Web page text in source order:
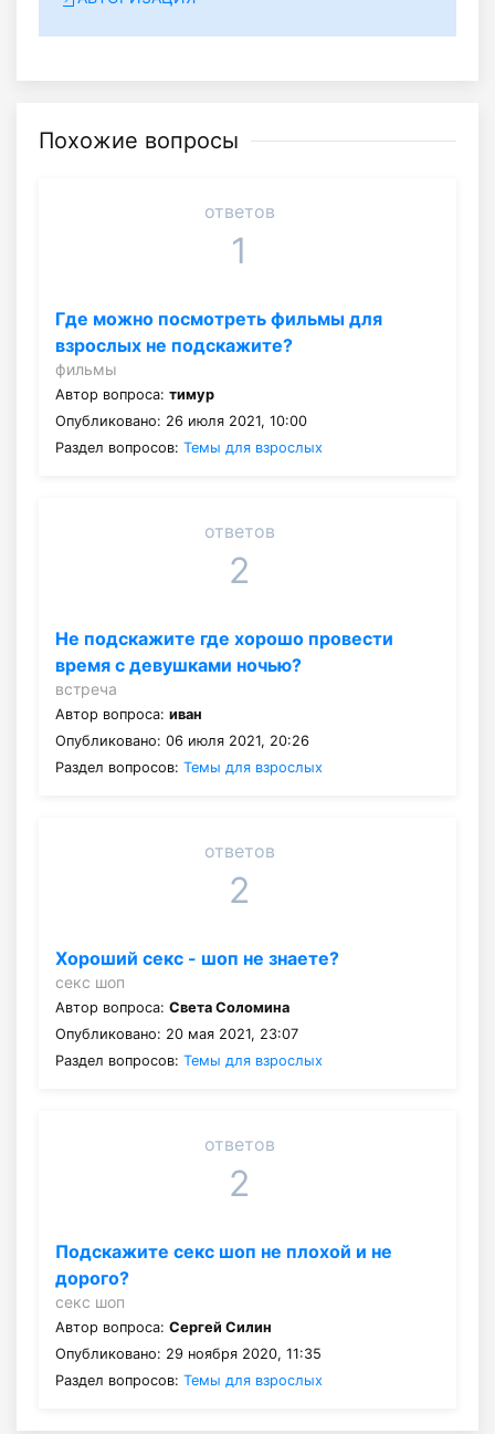
Похожие вопросы
ответов
1
Где можно посмотреть фильмы для
взрослых не подскажите?
фильмы
Автор вопроса: тимур
Опубликовано: 26 июля 2021, 10:00
Раздел вопросов: Темы для взрослых
ответов
2
Не подскажите где хорошо провести
время с девушками ночью?
встреча
Автор вопроса: иван
Опубликовано: 06 июля 2021, 20:26
Раздел вопросов: Темы для взрослых
ответов
2
Хороший секс - шоп не знаете?
секс шоп
Автор вопроса: Света Соломина
Опубликовано: 20 мая 2021, 23:07
Раздел вопросов: Темы для взрослых
ответов
2
Подскажите секс шоп не плохой и не
дорого?
секс шоп
Автор вопроса: Сергей Силин
Опубликовано: 29 ноября 2020, 11:35
Раздел вопросов: Темы для взрослых